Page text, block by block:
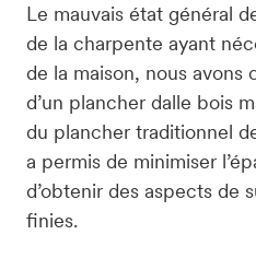
Le mauvais état général
de la charpente ayant
de la maison, nous
d’un plancher dalle bois
du plancher traditionnel
a permis de minimiser
d’obtenir des aspects de
finies.